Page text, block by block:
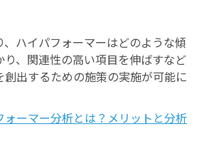
、ハイパフォーマーはどのような傾
、関連性の高い項目を伸ばすなど
出するための施策の実施が可能に
ォーマー分析とは？メリットと分析